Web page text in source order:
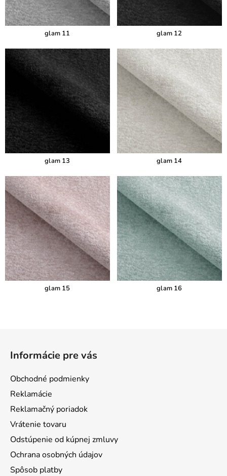
glam 11 glam 12
glam 13 glam 14
glam 15 glam 16
Informácie pre vás
Obchodné podmienky
Reklamácie
Reklamačný poriadok
Vrátenie tovaru
Odstúpenie od kúpnej zmluvy
Ochrana osobných údajov
Spôsob platby